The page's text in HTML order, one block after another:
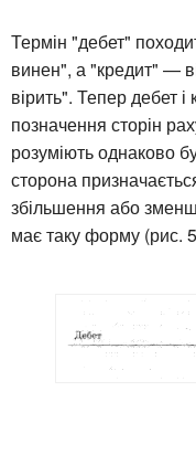
Термін "дебет"
винен", а "кредит" —
вірить". Тепер дебет
позначення сторін
розуміють однаково
сторона
збільшення або
має таку форму (рис.